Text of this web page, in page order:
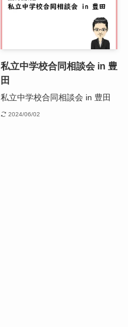
私立中学校合同相談会 in 豊
田
私立中学校合同相談会 in 豊田
2024/06/02